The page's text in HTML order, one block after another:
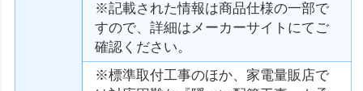
※記載された情報は商品仕様の一部で
すので、詳細はメーカーサイトにてご
確認ください。
※標準取付工事のほか、家電量販店で